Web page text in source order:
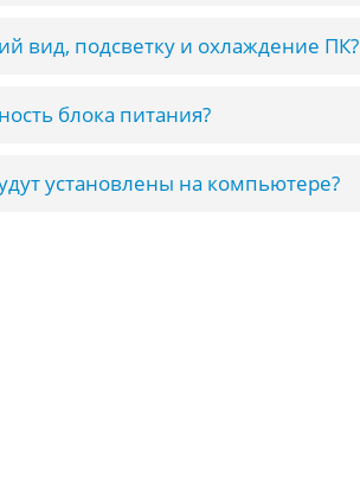
вид, подсветку и охлаждение ПК?
блока питания?
установлены на компьютере?